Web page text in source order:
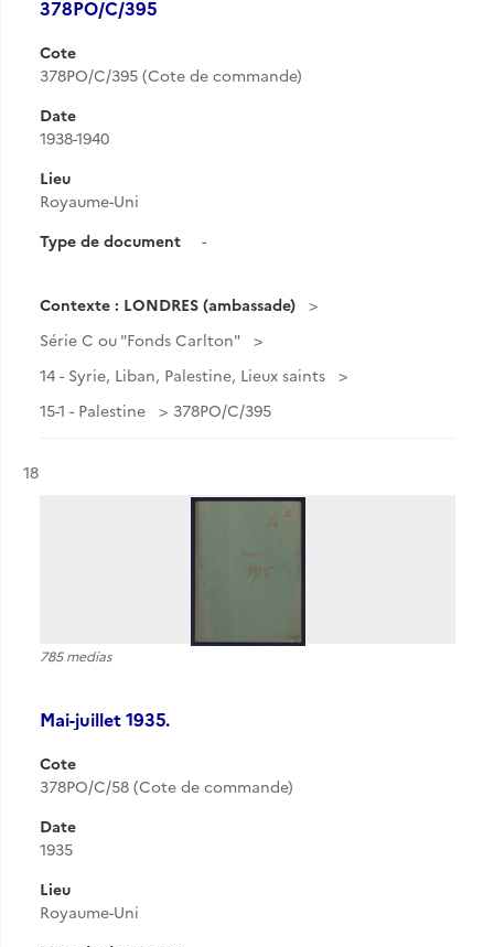
378PO/C/395
Cote
378PO/C/395 (Cote de commande)
Date
1938-1940
Lieu
Royaume-Uni
Type de document
-
Contexte : LONDRES (ambassade)
Série C ou "Fonds Carlton"
14 - Syrie, Liban, Palestine, Lieux saints
15-1 - Palestine
378PO/C/395
Résultat n°
18
785 medias
Mai-juillet 1935.
Cote
378PO/C/58 (Cote de commande)
Date
1935
Lieu
Royaume-Uni